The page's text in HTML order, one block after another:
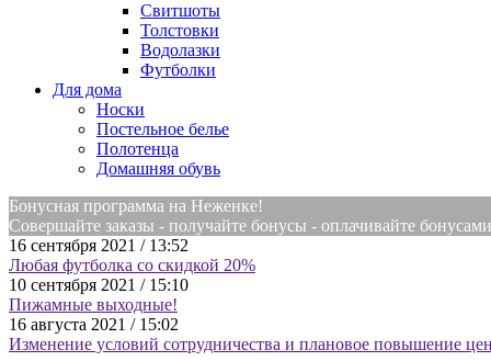
Свитшоты
Толстовки
Водолазки
Футболки
Для дома
Носки
Постельное белье
Полотенца
Домашняя обувь
Бонусная программа на Неженке!
Совершайте заказы - получайте бонусы - оплачивайте
16 сентября 2021 / 13:52
Любая футболка со скидкой 20%
10 сентября 2021 / 15:10
Пижамные выходные!
16 августа 2021 / 15:02
Изменение условий сотрудничества и плановое повышение